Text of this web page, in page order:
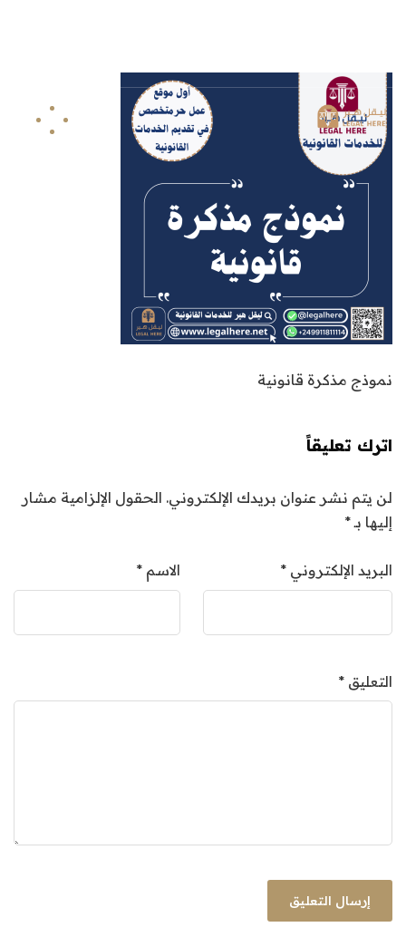
نموذج مذكرة قانونية
اترك تعليقاً
لن يتم نشر عنوان بريدك الإلكتروني. الحقول الإلزامية مشار
إليها بـ*
الاسم * البريد الإلكتروني *
التعليق *